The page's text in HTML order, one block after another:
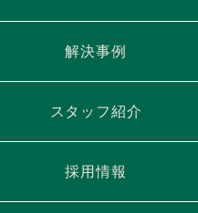
解決事例
スタッフ紹介
採用情報